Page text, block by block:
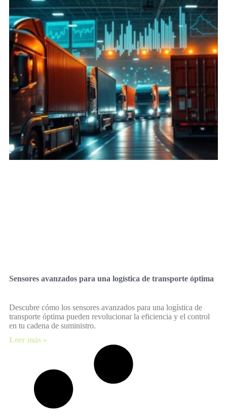
Sensores avanzados para una logística de transporte óptima
Descubre cómo los sensores avanzados para una logística de
transporte óptima pueden revolucionar la eficiencia y el control
en tu cadena de suministro.
Leer más »